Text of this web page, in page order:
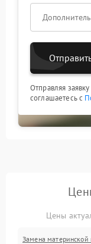
Отправляя
соглашаетесь с
Цены
Замена материнской